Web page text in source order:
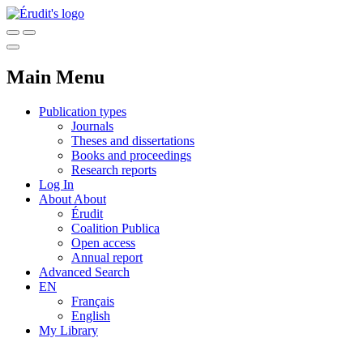
Main Menu
Publication types
Journals
Theses and dissertations
Books and proceedings
Research reports
Log In
About About
Érudit
Coalition Publica
Open access
Annual report
Advanced Search
EN
Français
English
My Library